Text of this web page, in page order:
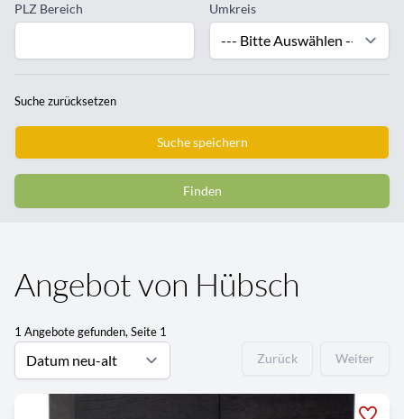
PLZ Bereich Umkreis
Suche zurücksetzen
Suche speichern
Finden
Angebot von Hübsch
1 Angebote gefunden, Seite 1
Zurück Weiter